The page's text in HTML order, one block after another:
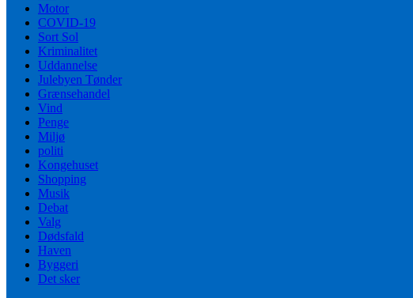
Motor
COVID-19
Sort Sol
Kriminalitet
Uddannelse
Julebyen Tønder
Grænsehandel
Vind
Penge
Miljø
politi
Kongehuset
Shopping
Musik
Debat
Valg
Dødsfald
Haven
Byggeri
Det sker